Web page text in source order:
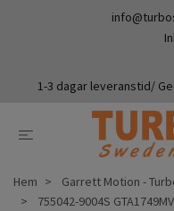
1-3 dagar leveranstid/
Hem
Garrett Motion -
755042-9004S